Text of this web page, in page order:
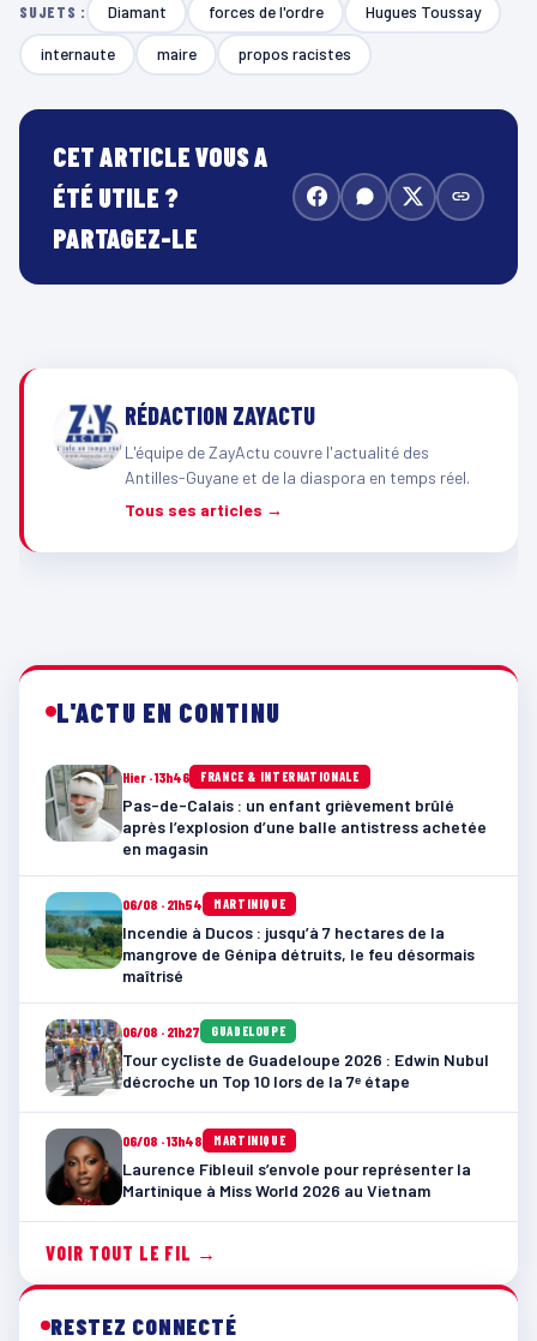
SUJETS : Diamant forces de l'ordre Hugues Toussay
internaute maire propos racistes
CET ARTICLE VOUS A
ÉTÉ UTILE ?
PARTAGEZ-LE
RÉDACTION ZAYACTU
L'équipe de ZayActu couvre l'actualité des
Antilles-Guyane et de la diaspora en temps réel.
Tous ses articles →
L'ACTU EN CONTINU
Hier · 13h46 FRANCE & INTERNATIONALE
Pas-de-Calais : un enfant grièvement brûlé
après l’explosion d’une balle antistress achetée
en magasin
06/08 · 21h54 MARTINIQUE
Incendie à Ducos : jusqu’à 7 hectares de la
mangrove de Génipa détruits, le feu désormais
maîtrisé
06/08 · 21h27 GUADELOUPE
Tour cycliste de Guadeloupe 2026 : Edwin Nubul
décroche un Top 10 lors de la 7ᵉ étape
06/08 · 13h48 MARTINIQUE
Laurence Fibleuil s’envole pour représenter la
Martinique à Miss World 2026 au Vietnam
VOIR TOUT LE FIL →
RESTEZ CONNECTÉ